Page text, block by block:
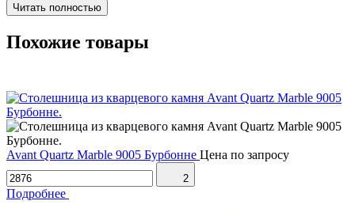
Читать полностью
Похожие товары
Avant Quartz Marble 9005 Бурбонне Цена по запросу
2
Подробнее